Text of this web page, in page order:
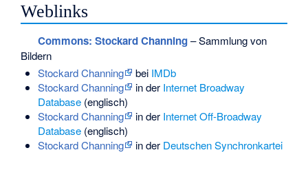
Weblinks
Commons: Stockard Channing– Sammlung von
Bildern
Stockard Channing
bei IMDb
Stockard Channing
in der Internet Broadway
Database(englisch)
Stockard Channing
in der Internet Off-Broadway
Database(englisch)
Stockard Channing
in der Deutschen Synchronkartei